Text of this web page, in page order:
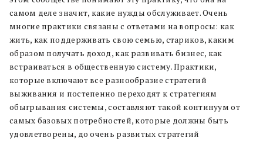
самом деле значит, какие нужды обслуживает. Очень
многие практики связаны с ответами на вопросы: как
жить, как поддерживать свою семью, стариков, каким
образом получать доход, как развивать бизнес, как
встраиваться в общественную систему. Практики,
которые включают все разнообразие стратегий
выживания и постепенно переходят к стратегиям
обыгрывания системы, составляют такой континуум от
самых базовых потребностей, которые должны быть
удовлетворены, до очень развитых стратегий